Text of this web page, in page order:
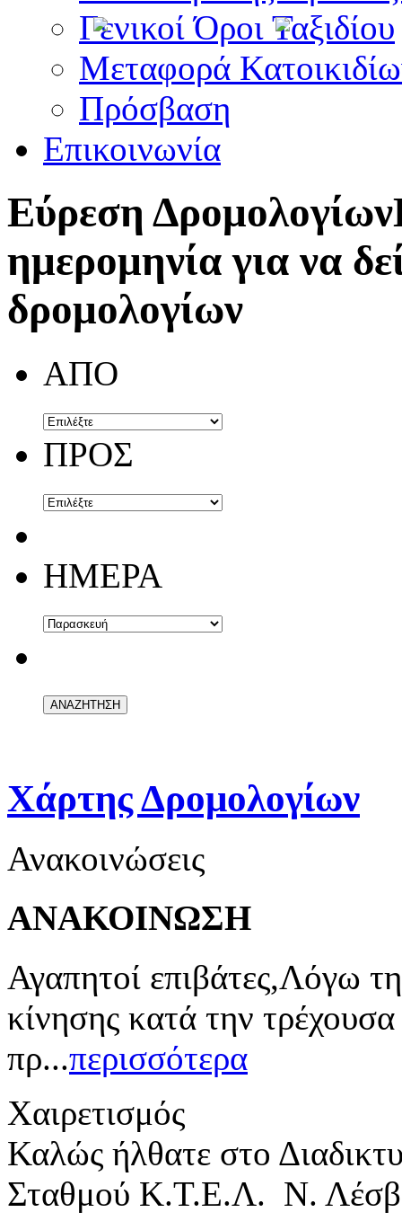
Γενικοί Όροι Ταξιδίου
Μεταφορά
Πρόσβαση
Επικοινωνία
Εύρεση Δρομολογίων
ημερομηνία για να
δρομολογίων
ΑΠΟ
ΠΡΟΣ
ΗΜΕΡΑ
Χάρτης Δρομολογίων
Ανακοινώσεις
ΑΝΑΚΟΙΝΩΣΗ
Αγαπητοί επιβάτες,Λόγω
κίνησης κατά την
πρ...περισσότερα
Χαιρετισμός
Καλώς ήλθατε στο
Σταθμού Κ.Τ.Ε.Λ. Ν.